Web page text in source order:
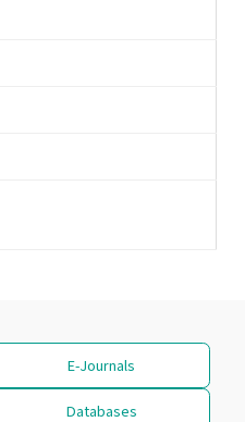
E-Journals
Databases